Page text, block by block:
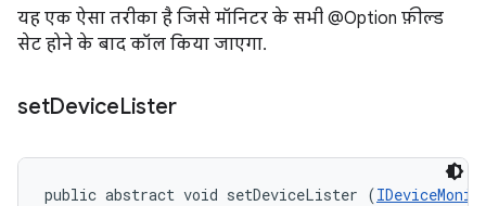
यह एक ऐसा तरीका है जिसे मॉनिटर के सभी @Option फ़ील्ड
सेट होने के बाद कॉल किया जाएगा.
setDeviceLister
public abstract void setDeviceLister (